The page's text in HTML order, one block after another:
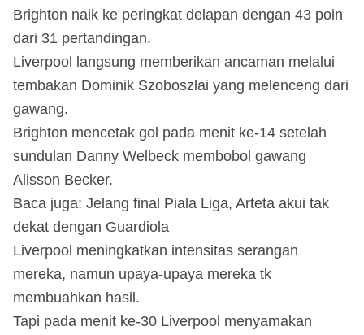
Brighton naik ke peringkat delapan dengan 43 poin
dari 31 pertandingan.
Liverpool langsung memberikan ancaman melalui
tembakan Dominik Szoboszlai yang melenceng dari
gawang.
Brighton mencetak gol pada menit ke-14 setelah
sundulan Danny Welbeck membobol gawang
Alisson Becker.
Baca juga: Jelang final Piala Liga, Arteta akui tak
dekat dengan Guardiola
Liverpool meningkatkan intensitas serangan
mereka, namun upaya-upaya mereka tk
membuahkan hasil.
Tapi pada menit ke-30 Liverpool menyamakan